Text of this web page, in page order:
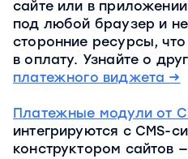
сайте или в
под любой браузер и
сторонние ресурсы,
в оплату. Узнайте о
платежного виджета →
Платежные модули от
интегрируются с CMS-
конструктором сайтов